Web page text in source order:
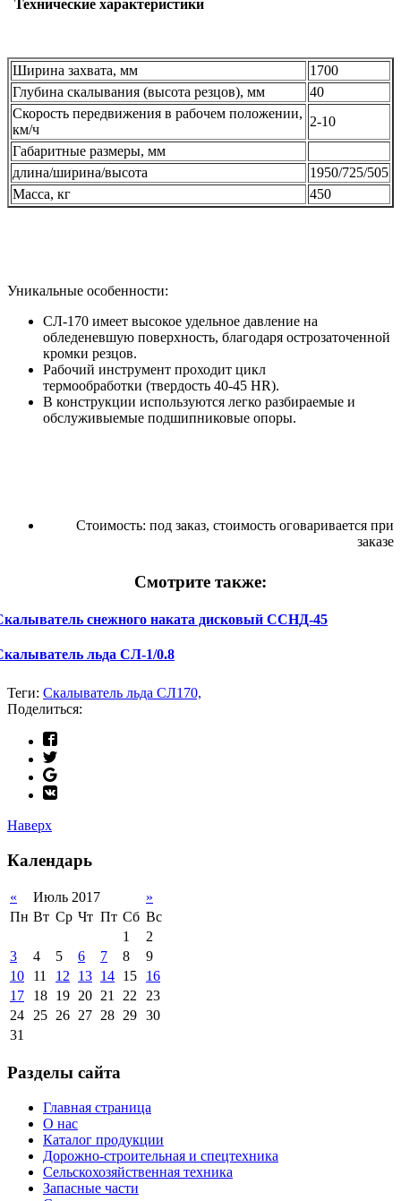
Технические характеристики
Ширина захвата, мм
1700
Глубина скалывания (высота резцов), мм
40
Скорость передвижения в рабочем положении,
км/ч
2-10
Габаритные размеры, мм
длина/ширина/высота
1950/725/505
Масса, кг
450
Уникальные особенности:
СЛ-170 имеет высокое удельное давление на
обледеневшую поверхность, благодаря острозаточенной
кромки резцов.
Рабочий инструмент проходит цикл
термообработки (твердость 40-45 HR).
В конструкции используются легко разбираемые и
обслуживыемые подшипниковые опоры.
Стоимость: под заказ, стоимость оговаривается при
заказе
Смотрите также:
снежного наката дисковый ССНД-45
льда СЛ-1/0.8
Теги: Скалыватель льда СЛ170,
Поделиться:
Наверх
Календарь
« Июль 2017
»
Пн Вт Ср Чт Пт Сб Вс
1
2
3
4 5 6 7 8
9
10
11 12 13 14 15
16
17
18 19 20 21 22 23
24 25 26 27 28 29 30
31
Разделы сайта
Главная страница
О нас
Каталог продукции
Дорожно-строительная и спецтехника
Сельскохозяйственная техника
Запасные части